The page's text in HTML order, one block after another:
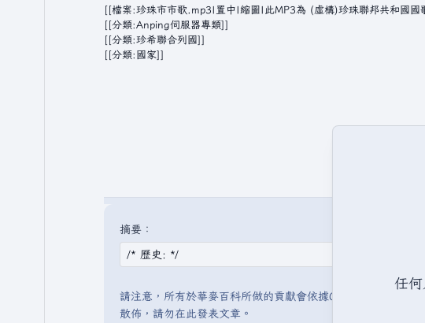
摘要：
請注意，所有於華麥百科所做的貢獻會依據CC BY-SA（創用
散佈，請勿在此發表文章。
任